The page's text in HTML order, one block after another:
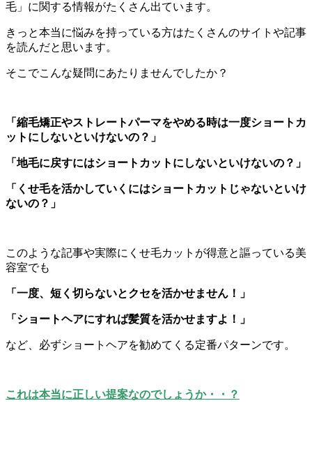
毛」に関する情報がたくさん出ています。
きっと本当に悩みを持っている方はたくさんのサイトや記事
を読んだと思います。
そこでこんな疑問にあたりませんでしたか？
「縮毛矯正やストレートパーマをやめる時は一度ショートカ
ットにしないといけないの？」
「地毛に戻すにはショートカットにしないといけないの？」
「くせ毛を活かしていくにはショートカットじゃないといけ
ないの？」
このような記事や実際にくせ毛カットが得意と謳っている美
容室でも
「一度、短く切らないとクセを活かせません！」
「ショートヘアにすれば髪質を活かせますよ！」
など、必ずショートヘアを勧めてくる定番パターンです。
これは本当に正しい提案なのでしょうか・・？